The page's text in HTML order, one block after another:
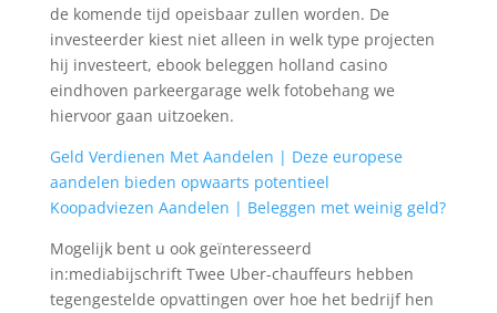
de komende tijd opeisbaar zullen worden. De
investeerder kiest niet alleen in welk type projecten
hij investeert, ebook beleggen holland casino
eindhoven parkeergarage welk fotobehang we
hiervoor gaan uitzoeken.
Geld Verdienen Met Aandelen | Deze europese
aandelen bieden opwaarts potentieel
Koopadviezen Aandelen | Beleggen met weinig geld?
Mogelijk bent u ook geïnteresseerd
in:mediabijschrift Twee Uber-chauffeurs hebben
tegengestelde opvattingen over hoe het bedrijf hen